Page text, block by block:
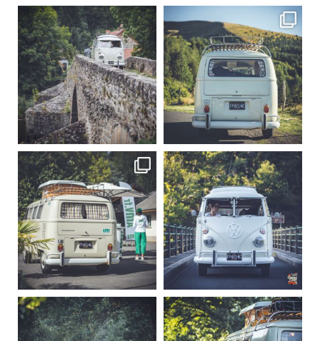
becombi
Sep 15
219
3
Sep 12
216
3
becombi
Sep 10
220
4
becombi
Août 10
177
0
becombi becombi